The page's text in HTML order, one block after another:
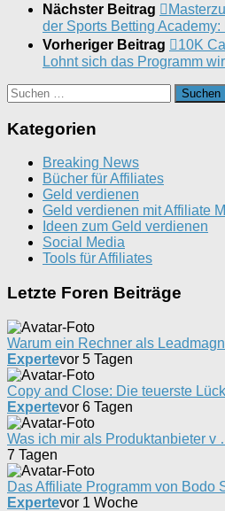
Nächster Beitrag
der Sports Betting Academy:
Vorheriger Beitrag
10K
Lohnt sich das Programm
Suchen
nach:
Kategorien
Breaking News
Bücher für Affiliates
Geld verdienen
Geld verdienen mit Affiliate
Ideen zum Geld verdienen
Social Media
Tools für Affiliates
Letzte Foren Beiträge
Warum ein Rechner als
Expertevor 5 Tagen
Copy and Close: Die teuerste
Expertevor 6 Tagen
Was ich mir als Produktanbieter v
7 Tagen
Das Affiliate Programm von Bodo
Expertevor 1 Woche